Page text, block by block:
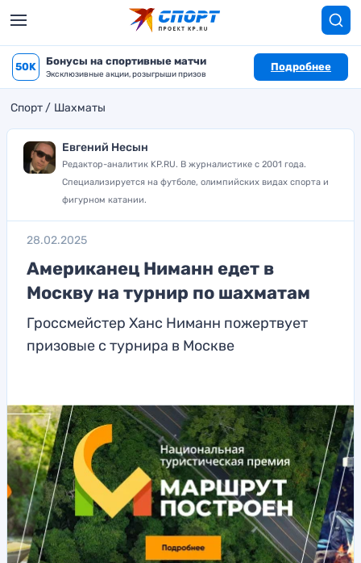
50K Бонусы на спортивные матчи
Эксклюзивные акции, розыгрыши призов
Подробнее
Спорт Шахматы
Евгений Несын
Редактор-аналитик KP.RU. В журналистике с 2001 года.
Специализируется на футболе, олимпийских видах спорта и
фигурном катании.
28.02.2025
Американец Ниманн едет в
Москву на турнир по шахматам
Гроссмейстер Ханс Ниманн пожертвует
призовые с турнира в Москве